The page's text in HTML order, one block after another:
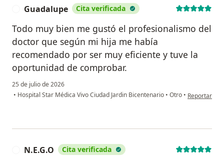
Guadalupe Cita verificada
Todo muy bien me gustó el profesionalismo del
doctor que según mi hija me había
recomendado por ser muy eficiente y tuve la
oportunidad de comprobar.
25 de julio de 2026
• Hospital Star Médica Vivo Ciudad Jardin Bicentenario • Otro • en opinión
Reportar
N.E.G.O Cita verificada